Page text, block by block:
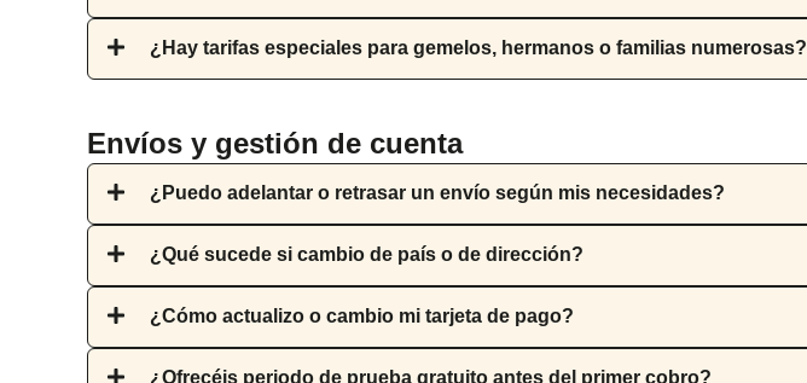
¿Hay tarifas especiales para gemelos, hermanos o familias numerosas?
Envíos y gestión de cuenta
¿Puedo adelantar o retrasar un envío según mis necesidades?
¿Qué sucede si cambio de país o de dirección?
¿Cómo actualizo o cambio mi tarjeta de pago?
¿Ofrecéis periodo de prueba gratuito antes del primer cobro?